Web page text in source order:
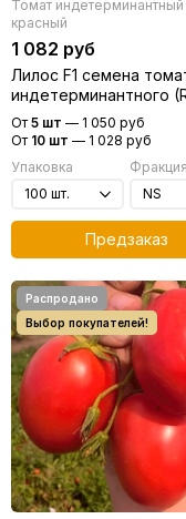
Томат индетерминантный
красный
1 082 руб
Лилос F1 семена
индетерминантного
Zwaan / Райк Цваан)
От 5 шт — 1 050 руб
От 10 шт — 1 028 руб
Упаковка
Предзаказ